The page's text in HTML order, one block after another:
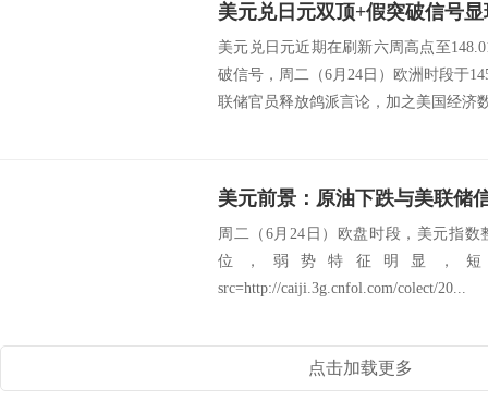
美元兑日元双顶+假突破信号
美元兑日元近期在刷新六周高点至
破信号，周二（6月24日）欧洲时段于
联储官员释放鸽派言论，加之美国经济
美元前景：原油下跌与美联储
周二（6月24日）欧盘时段，美元指
位，弱势特征明显，
src=http://caiji.3g.cnfol.com/colect/20...
点击加载更多